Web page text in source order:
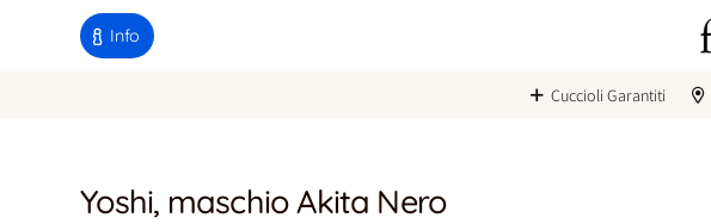
Info
Cuccioli Garantiti
Yoshi, maschio Akita Nero